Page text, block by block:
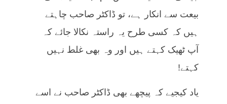
بیعت سے انکار ہے، تو ڈاکٹر صاحب چاہتے
ہیں کہ کسی طرح یہ راستہ نکالا جائے کہ
آپ ٹھیک کہتے ہیں اور وہ بھی غلط نہیں
کہتے!
یاد کیجیے کہ پیچھے بھی ڈاکٹر صاحب نے اسے